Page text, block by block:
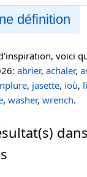
définition
voici
abrier, achaler,
, jasette, ioù,
, washer, wrench.